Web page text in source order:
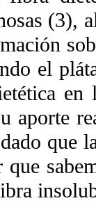
(3),
el
en
aporte
que